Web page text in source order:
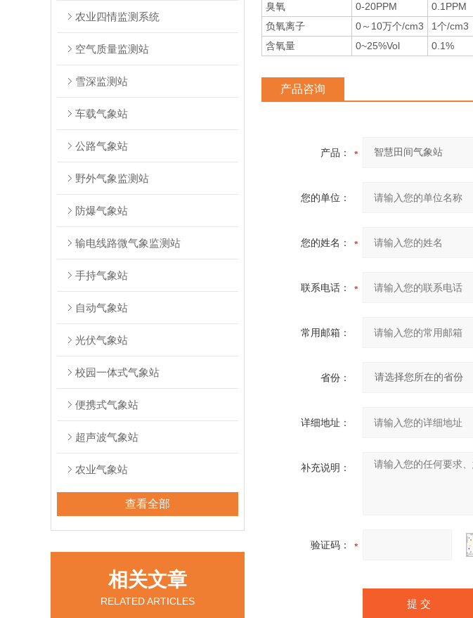
农业四情监测系统
空气质量监测站
雪深监测站
车载气象站
公路气象站
野外气象监测站
防爆气象站
输电线路微气象监测站
手持气象站
自动气象站
光伏气象站
校园一体式气象站
便携式气象站
超声波气象站
农业气象站
查看全部
相关文章
RELATED ARTICLES
臭氧
0-20PPM 0.1PPM
负氧离子
0～10万个/cm3 1个/cm3
含氧量
0~25%Vol 0.1%
产品咨询
产品：
您的单位：
您的姓名：
联系电话：
常用邮箱：
省份：
详细地址：
补充说明：
验证码：